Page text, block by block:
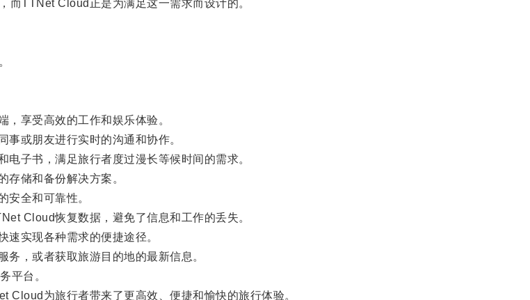
TTNet Cloud正是为满足这一需求而设计的。
享受高效的工作和娱乐体验。
或朋友进行实时的沟通和协作。
子书，满足旅行者度过漫长等候时间的需求。
储和备份解决方案。
全和可靠性。
Cloud恢复数据，避免了信息和工作的丢失。
实现各种需求的便捷途径。
，或者获取旅游目的地的最新信息。
平台。
为旅行者带来了更高效、便捷和愉快的旅行体验。